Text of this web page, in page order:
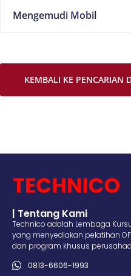
Mengemudi Mobil
KEMBALI KE PENCARIAN
| Tentang Kami
Technico adalah Lembaga
yang menyediakan pelatihan
dan program khusus
0813-6606-1993